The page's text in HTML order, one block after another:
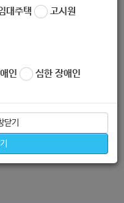
대주택
고시원
인 심한 장애인
닫기
[한국사회복지협의회] 2020년 HUG 노후 슬레이트 지붕개량 지원사업 3차 신청 공고 (-10.19.)
[아이들과미래재단] 삼성전자 서울 R&D 캠퍼스 앱 개발 꿈 멘토링 학교 모집 공고 (-10.19.) »